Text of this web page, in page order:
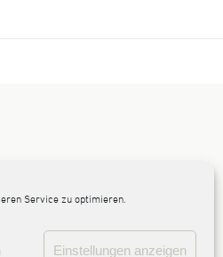
Service zu optimieren.
Einstellungen anzeigen